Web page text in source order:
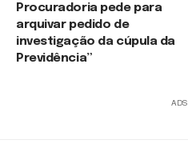
Procuradoria pede para
arquivar pedido de
investigação da cúpula da
Previdência”
ADS